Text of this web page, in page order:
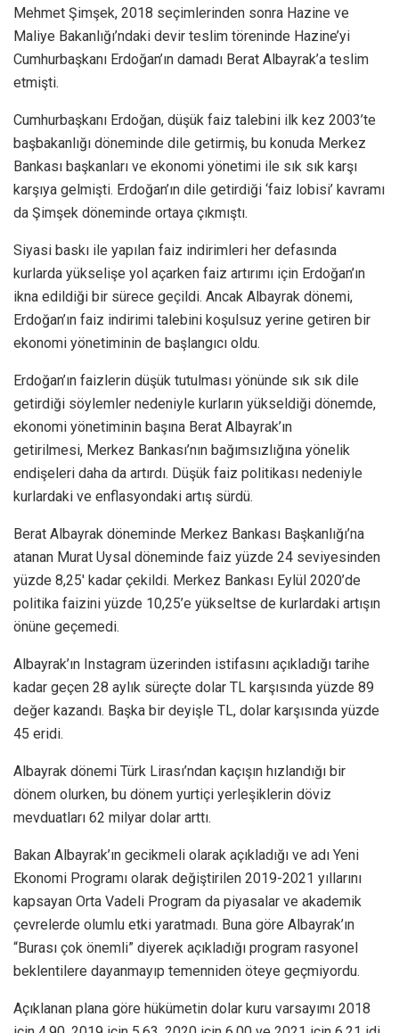
Mehmet Şimşek, 2018 seçimlerinden sonra Hazine ve
Maliye Bakanlığı’ndaki devir teslim töreninde Hazine’yi
Cumhurbaşkanı Erdoğan’ın damadı Berat Albayrak’a teslim
etmişti.
Cumhurbaşkanı Erdoğan, düşük faiz talebini ilk kez 2003’te
başbakanlığı döneminde dile getirmiş, bu konuda Merkez
Bankası başkanları ve ekonomi yönetimi ile sık sık karşı
karşıya gelmişti. Erdoğan’ın dile getirdiği ‘faiz lobisi’ kavramı
da Şimşek döneminde ortaya çıkmıştı.
Siyasi baskı ile yapılan faiz indirimleri her defasında
kurlarda yükselişe yol açarken faiz artırımı için Erdoğan’ın
ikna edildiği bir sürece geçildi. Ancak Albayrak dönemi,
Erdoğan’ın faiz indirimi talebini koşulsuz yerine getiren bir
ekonomi yönetiminin de başlangıcı oldu.
Erdoğan’ın faizlerin düşük tutulması yönünde sık sık dile
getirdiği söylemler nedeniyle kurların yükseldiği dönemde,
ekonomi yönetiminin başına Berat Albayrak’ın
getirilmesi, Merkez Bankası’nın bağımsızlığına yönelik
endişeleri daha da artırdı. Düşük faiz politikası nedeniyle
kurlardaki ve enflasyondaki artış sürdü.
Berat Albayrak döneminde Merkez Bankası Başkanlığı’na
atanan Murat Uysal döneminde faiz yüzde 24 seviyesinden
yüzde 8,25′ kadar çekildi. Merkez Bankası Eylül 2020’de
politika faizini yüzde 10,25’e yükseltse de kurlardaki artışın
önüne geçemedi.
Albayrak’ın Instagram üzerinden istifasını açıkladığı tarihe
kadar geçen 28 aylık süreçte dolar TL karşısında yüzde 89
değer kazandı. Başka bir deyişle TL, dolar karşısında yüzde
45 eridi.
Albayrak dönemi Türk Lirası’ndan kaçışın hızlandığı bir
dönem olurken, bu dönem yurtiçi yerleşiklerin döviz
mevduatları 62 milyar dolar arttı.
Bakan Albayrak’ın gecikmeli olarak açıkladığı ve adı Yeni
Ekonomi Programı olarak değiştirilen 2019-2021 yıllarını
kapsayan Orta Vadeli Program da piyasalar ve akademik
çevrelerde olumlu etki yaratmadı. Buna göre Albayrak’ın
“Burası çok önemli” diyerek açıkladığı program rasyonel
beklentilere dayanmayıp temenniden öteye geçmiyordu.
Açıklanan plana göre hükümetin dolar kuru varsayımı 2018